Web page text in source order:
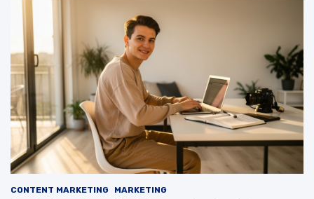
CONTENT MARKETING MARKETING